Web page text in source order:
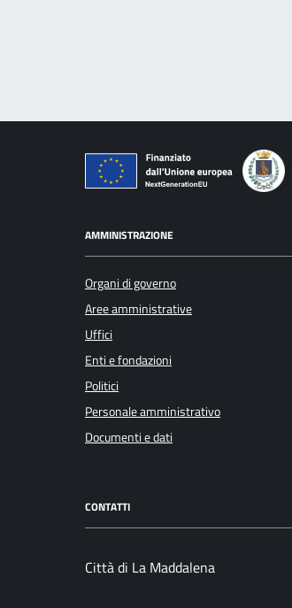
AMMINISTRAZIONE
Organi di governo
Aree amministrative
Uffici
Enti e fondazioni
Politici
Personale amministrativo
Documenti e dati
CONTATTI
Città di La Maddalena